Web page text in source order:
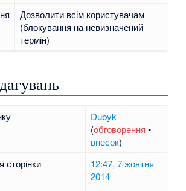
Дозволити всім користувачам
(блокування на невизначений
термін)
Dubyk
(обговорення •
внесок)
сторінки
12:47, 7 жовтня
2014